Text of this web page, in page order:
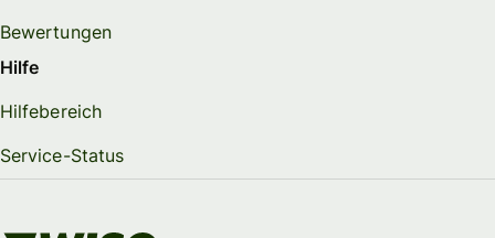
Bewertungen
Hilfe
Hilfebereich
Service-Status